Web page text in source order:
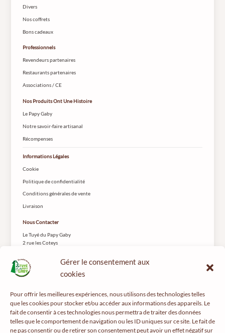
Gérer le consentement aux
cookies
Pour offrir les meilleures expériences, nous utilisons des technologies telles
que les cookies pour stocker et/ou accéder aux informations des appareils. Le
fait de consentir à ces technologies nous permettra de traiter des données
telles que le comportement de navigation ou les ID uniques sur ce site. Le fait de
ne pas consentir ou de retirer son consentement peut avoir un effet négatif sur
Divers
Nos coffrets
Bons cadeaux
Professionnels
Revendeurs partenaires
Restaurants partenaires
Associations / CE
Nos Produits Ont Une Histoire
Le Papy Gaby
Notre savoir-faire artisanal
Récompenses
Informations Légales
Cookie
Politique de confidentialité
Conditions générales de vente
Livraison
Nous Contacter
Le Tuyé du Papy Gaby
2 rue les Coteys
Pour votre santé, pratiquez une activité physique régulière -mangerbouger.fr